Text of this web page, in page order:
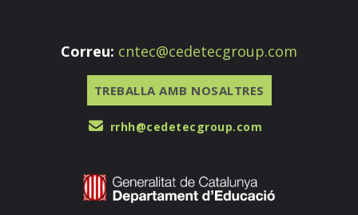
Correu: cntec@cedetecgroup.com
TREBALLA AMB NOSALTRES
rrhh@cedetecgroup.com